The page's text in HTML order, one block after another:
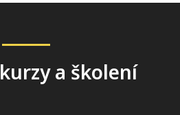
a školení